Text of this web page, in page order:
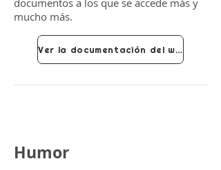
documentos a los que se accede más y
mucho más.
Ver la documentación del widget
Humor